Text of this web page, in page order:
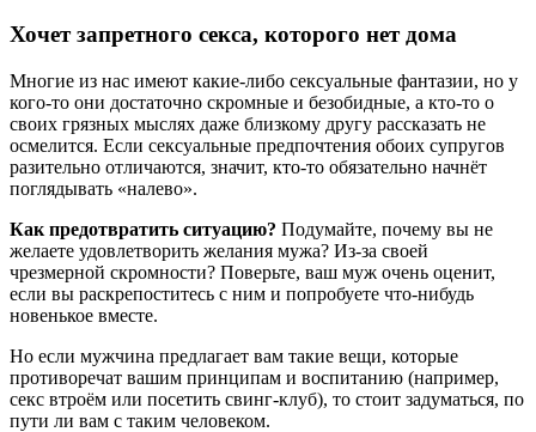
Хочет запретного секса, которого нет дома
Многие из нас имеют какие-либо сексуальные фантазии, но у
кого-то они достаточно скромные и безобидные, а кто-то о
своих грязных мыслях даже близкому другу рассказать не
осмелится. Если сексуальные предпочтения обоих супругов
разительно отличаются, значит, кто-то обязательно начнёт
поглядывать «налево».
Как предотвратить ситуацию? Подумайте, почему вы не
желаете удовлетворить желания мужа? Из-за своей
чрезмерной скромности? Поверьте, ваш муж очень оценит,
если вы раскрепоститесь с ним и попробуете что-нибудь
новенькое вместе.
Но если мужчина предлагает вам такие вещи, которые
противоречат вашим принципам и воспитанию (например,
секс втроём или посетить свинг-клуб), то стоит задуматься, по
пути ли вам с таким человеком.